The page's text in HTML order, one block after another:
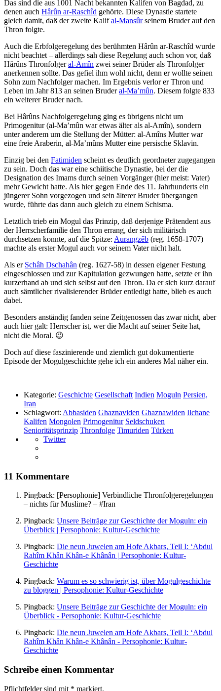
Das sind die aus 1001 Nacht bekannten Kalifen von Bagdad, zu
denen auch Hârûn ar-Raschîd gehörte. Diese Dynastie startete
gleich damit, daß der zweite Kalifal-Mansûrseinem Bruder auf den
Thron folgte.
Auch die Erbfolgeregelung des berühmten Hârûn ar-Raschîd wurde
nicht beachtet – allerdings sah diese Regelung auch schon vor, daß
Hârûns Thronfolgeral-Amîn zwei seiner Brüder als Thronfolger
anerkennen sollte. Das gefiel ihm wohl nicht, denn er wollte seinen
Sohn zum Nachfolger machen. Im Ergebnis verlor er Thron und
Leben im Jahr 813 an seinen Bruderal-Ma’mûn. Diesem folgte 833
ein weiterer Bruder nach.
Bei Hârûns Nachfolgeregelung ging es übrigens nicht um
Primogenitur (al-Ma’mûn war etwas älter als al-Amîn), sondern
unter anderem um die Stellung der Mütter: al-Amîns Mutter war
eine freie Araberin, al-Ma’mûns Mutter eine persische Sklavin.
Einzig bei den Fatimiden scheint es deutlich geordneter zugegangen
zu sein. Doch das war eine schiitische Dynastie, bei der die
Designation des Imams durch seinen Vorgänger (hier meist: Vater)
mehr Gewicht hatte. Als hier gegen Ende des 11. Jahrhunderts ein
jüngerer Sohn vorgezogen und sein älterer Bruder übergangen
wurde, führte das dann auch gleich zu einem Schisma.
Letztlich trieb ein Mogul das Prinzip, daß derjenige Prätendent aus
der Herrscherfamilie den Thron errang, der sich militärisch
durchsetzen konnte, auf die Spitze: Aurangzêb (reg. 1658-1707)
machte als erster Mogul auch vor seinem Vater nicht halt.
Als er Schâh Dschahân (reg. 1627-58) in dessen eigener Festung
eingeschlossen und zur Kapitulation gezwungen hatte, setzte er ihn
kurzerhand ab und sich selbst auf den Thron. Da er sich kurz darauf
auch sämtlicher rivalisierender Brüder entledigt hatte, blieb es auch
dabei.
Besonders anständig fanden seine Zeitgenossen das zwar nicht, aber
auch hier galt: Herrscher ist, wer die Macht auf seiner Seite hat,
nicht die Moral. 😉
Doch auf diese faszinierende und ziemlich gut dokumentierte
Episode der Mogulgeschichte gehe ich ein anderes Mal näher ein.
Kategorie: Geschichte Gesellschaft Indien Moguln Persien,
Iran
Schlagwort: Abbasiden Ghaznaviden Ghaznawiden Ilchane
Kalifen Mongolen Primogenitur Seldschuken
Senioritätsprinzip Thronfolge Timuriden Türken
Twitter
11 Kommentare
Pingback: [Persophonie] Verbindliche Thronfolgeregelungen
– nichts für Muslime? – #Iran
Pingback: Unsere Beiträge zur Geschichte der Moguln: ein
Überblick | Persophonie: Kultur-Geschichte
Pingback: Die neun Juwelen am Hofe Akbars, Teil I: ‘Abdul
Rahîm Khân Khân-e Khânân | Persophonie: Kultur-
Geschichte
Pingback: Warum es so schwierig ist, über Mogulgeschichte
zu bloggen | Persophonie: Kultur-Geschichte
Pingback: Unsere Beiträge zur Geschichte der Moguln: ein
Überblick - Persophonie: Kultur-Geschichte
Pingback: Die neun Juwelen am Hofe Akbars, Teil I: ‘Abdul
Rahîm Khân Khân-e Khânân - Persophonie: Kultur-
Geschichte
Schreibe einen Kommentar
Pflichtfelder sind mit * markiert.